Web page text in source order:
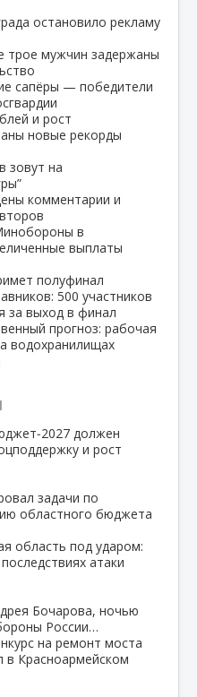
остановило рекламу
трое мужчин задержаны
сапёры — победители
и рост
новые рекорды
зовут на
комментарии и
в
выплаты
полуфинал
500 участников
выход в финал
прогноз: рабочая
водохранилищах
должен
и рост
задачи по
областного бюджета
область под ударом:
атаки
Бочарова, ночью
России…
на ремонт моста
в Красноармейском